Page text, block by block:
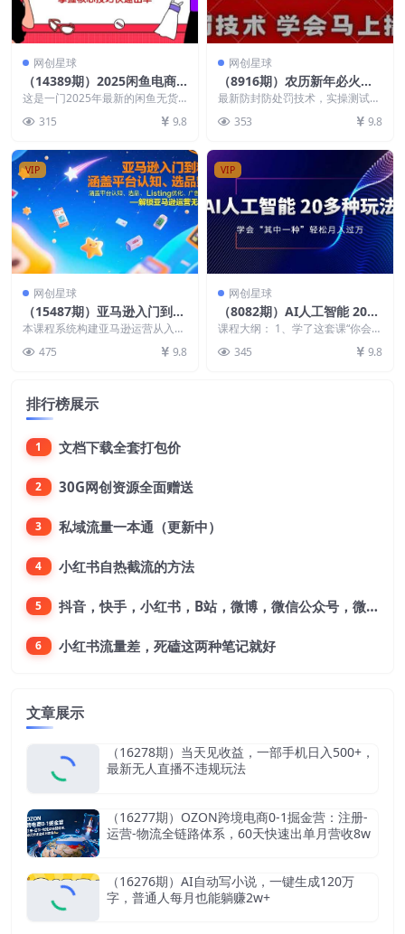
网创星球
（14389期）2025闲鱼电商
无货源玩法：轻松上手无需囤
货，掌握核心技巧快速出单
这是一门2025年最新的闲鱼无货
无需囤货。课程从基...
315 9.8
网创星球
（8916期）农历新年必火直
播 财神类最新防封防处罚技
术 学会马上播
最新防封防处罚技术，实操测试可
直播黄金期间，我们要...
353 9.8
VIP
网创星球
（15487期）亚马逊入门到精
通，涵盖平台认知、选品策
略、Listing优化、广告投放/
等等
本课程系统构建亚马逊运营从入门
到精通的完整知识体系，涵盖平台
认知、选品策略、Li...
475 9.8
VIP
网创星球
（8082期）AI人工智能 20多
种玩法 学会“其中一种”轻松
月入过万，持续更新AI最新
玩法
课程大纲： 1、学了这套课“你会得
到什么”？（必看） 2、电脑配置
“很差”一样可...
345 9.8
排行榜展示
1 文档下载全套打包价
2 30G网创资源全面赠送
3 私域流量一本通（更新中）
4 小红书自热截流的方法
5 抖音，快手，小红书，B站，微博，微信公众号，微信视频号。每一个平台，都是不一样的机会，对应不一样的赚钱思路
6 小红书流量差，死磕这两种笔记就好
文章展示
（16278期）当天见收益，一部手机日入500+，
最新无人直播不违规玩法
（16277期）OZON跨境电商0-1掘金营：注册-
运营-物流全链路体系，60天快速出单月营收8w
（16276期）AI自动写小说，一键生成120万
字，普通人每月也能躺赚2w+